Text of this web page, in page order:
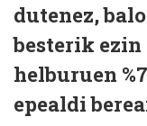
dutenez,
besterik ezin
helburuen
epealdi